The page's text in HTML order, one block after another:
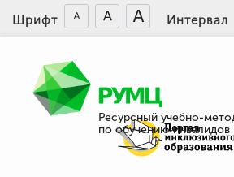
Шрифт Интервал
Ресурсный учебно-
по обучению